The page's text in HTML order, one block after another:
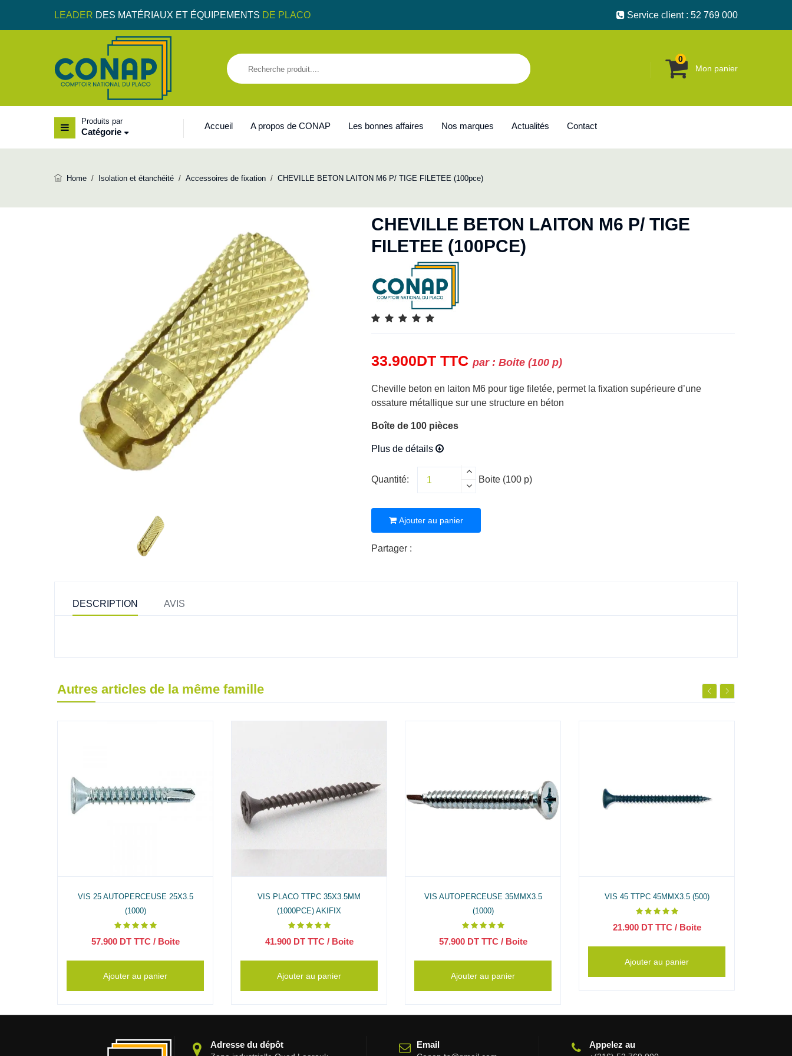
LEADER DES MATÉRIAUX ET ÉQUIPEMENTS DE PLACO Service client : 52 769 000
0
Mon panier
Produits par
Catégorie
Accueil A propos de CONAP Les bonnes affaires Nos marques Actualités Contact
Home / Isolation et étanchéité / Accessoires de fixation / CHEVILLE BETON LAITON M6 P/ TIGE FILETEE (100pce)
CHEVILLE BETON LAITON M6 P/ TIGE
FILETEE (100PCE)
33.900DT TTCpar :Boite (100 p)
Cheville beton en laiton M6 pour tige filetée, permet la fixation supérieure d’une
ossature métallique sur une structure en béton
Boîte de 100 pièces
Plus de détails
Quantité: Boite (100 p)
Ajouter au panier
Partager :
DESCRIPTION AVIS
Autres articles de la même famille
VIS 25 AUTOPERCEUSE 25X3.5
(1000)
57.900 DT TTC/ Boite
Ajouter au panier
VIS PLACO TTPC 35X3.5MM
(1000PCE) AKIFIX
41.900 DT TTC/ Boite
Ajouter au panier
VIS AUTOPERCEUSE 35MMX3.5
(1000)
57.900 DT TTC/ Boite
Ajouter au panier
VIS 45 TTPC 45MMX3.5 (500)
21.900 DT TTC/ Boite
Ajouter au panier
Adresse du dépôt Email Appelez au